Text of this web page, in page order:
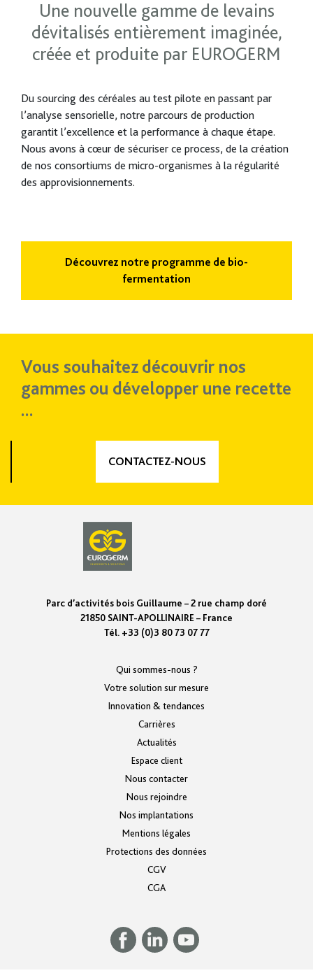
Une nouvelle gamme de levains
dévitalisés entièrement imaginée,
créée et produite par EUROGERM
Du sourcing des céréales au test pilote en passant par
l’analyse sensorielle, notre parcours de production
garantit l’excellence et la performance à chaque étape.
Nous avons à cœur de sécuriser ce process, de la création
de nos consortiums de micro-organismes à la régularité
des approvisionnements.
Découvrez notre programme de bio-
fermentation
Vous souhaitez découvrir nos
gammes ou développer une recette
...
CONTACTEZ-NOUS
Parc d’activités bois Guillaume – 2 rue champ doré
21850 SAINT-APOLLINAIRE – France
Tél. +33 (0)3 80 73 07 77
Qui sommes-nous ?
Votre solution sur mesure
Innovation & tendances
Carrières
Actualités
Espace client
Nous contacter
Nous rejoindre
Nos implantations
Mentions légales
Protections des données
CGV
CGA